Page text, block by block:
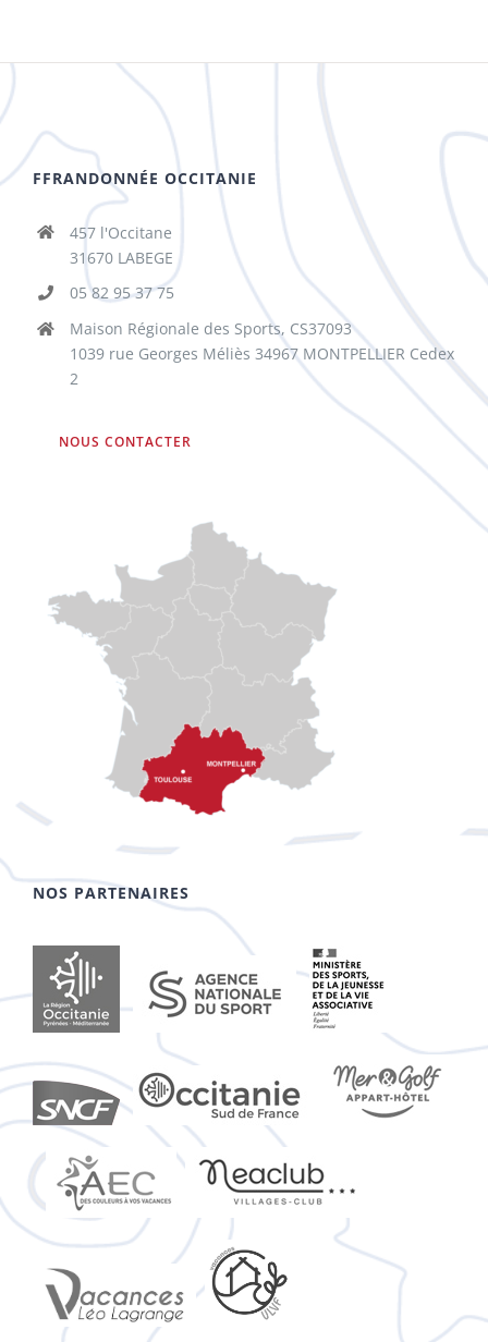
FFRANDONNÉE OCCITANIE
457 l'Occitane
31670 LABEGE
05 82 95 37 75
Maison Régionale des Sports, CS37093
1039 rue Georges Méliès 34967 MONTPELLIER Cedex
2
NOUS CONTACTER
NOS PARTENAIRES